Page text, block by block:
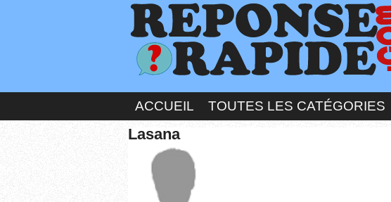
ACCUEIL TOUTES LES CATÉGORIES
Lasana